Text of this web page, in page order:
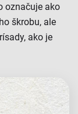
označuje ako
škrobu, ale
ako je